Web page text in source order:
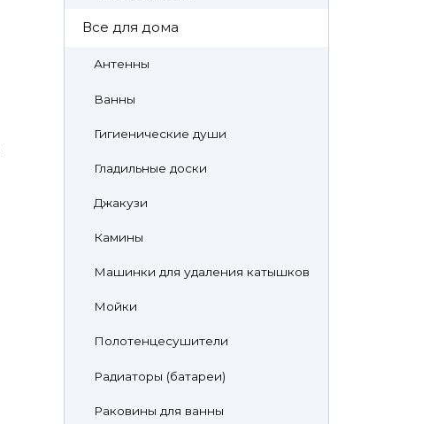
Все для дома
Антенны
Ванны
Гигиенические души
Гладильные доски
Джакузи
Камины
Машинки для удаления катышков
Мойки
Полотенцесушители
Радиаторы (батареи)
Раковины для ванны